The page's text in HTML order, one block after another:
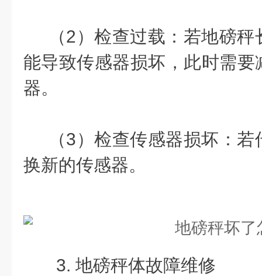
（2）检查过载：若地磅秤
能导致传感器损坏，此时需
器。
（3）检查传感器损坏：若
换新的传感器。
3. 地磅秤体故障维修